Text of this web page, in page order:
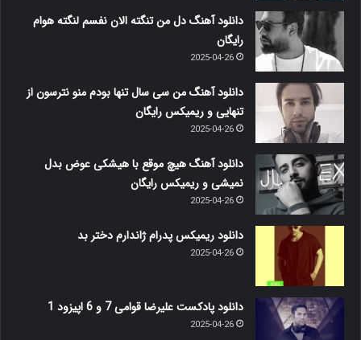
دانلود آهنگ دل من تنگته الان نفسم لنگته هوام
رایگان
2025-04-26
دانلود آهنگ من سی سال تنها بودم منو نترسون از
تنهایی و ریمیکس رایگان
2025-04-26
دانلود آهنگ هیچ موقع با هیشکی عوض بدل
نمیشی و ریمیکس رایگان
2025-04-26
دانلود ریمیکس پدرام ژاندارم دختر بد
2025-04-26
دانلود پادکست علیرضا قوامی 7 و 6 اپیزود 1
2025-04-26